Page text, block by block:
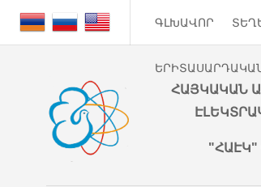
ԳԼԽԱՎՈՐ
ՀԱՅԿԱԿԱՆ
"ՀԱԷԿ"